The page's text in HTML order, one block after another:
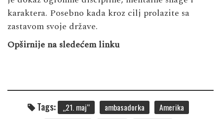
karaktera. Posebno kada kroz cilj prolazite sa
zastavom svoje države.
Opširnije na sledećem linku
Tags: „21. maj“ ambasadorka
Amerika